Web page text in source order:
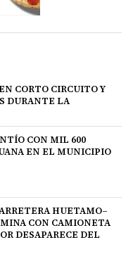
CORTO CIRCUITO Y
DURANTE LA
CON MIL 600
EN EL MUNICIPIO
HUETAMO–
CON CAMIONETA
DESAPARECE DEL